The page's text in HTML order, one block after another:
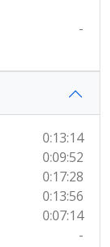
-
0:13:14
0:09:52
0:17:28
0:13:56
0:07:14
-